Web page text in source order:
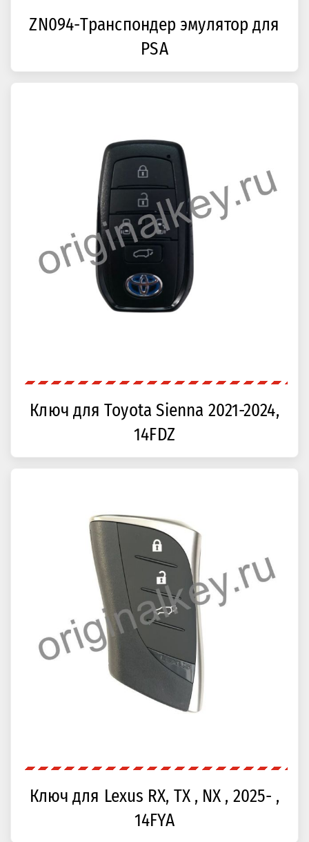
ZN094-Транспондер эмулятор для
PSA
Ключ для Toyota Sienna 2021-2024,
14FDZ
Ключ для Lexus RX, TX , NX , 2025- ,
14FYA